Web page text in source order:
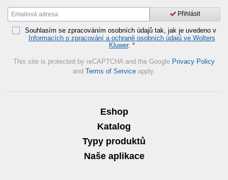
Přihlásit
Souhlasím se zpracováním osobních údajů tak, jak je uvedeno v
Informacích o zpracování a ochraně osobních údajů ve Wolters
Kluwer. *
This site is protected by reCAPTCHA and the Google Privacy Policy
and Terms of Service apply.
Eshop
Katalog
Typy produktů
Naše aplikace